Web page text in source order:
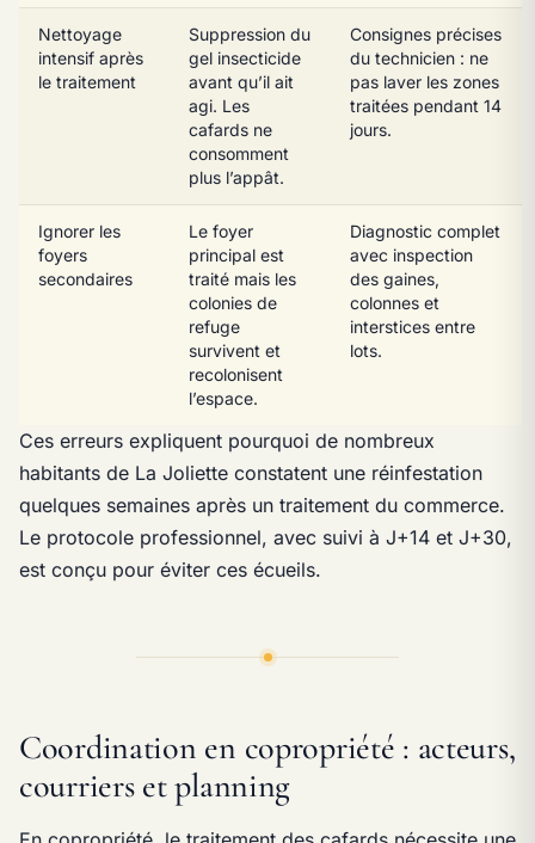
Nettoyage
intensif après
le traitement
Suppression du
gel insecticide
avant qu’il ait
agi. Les
cafards ne
consomment
plus l’appât.
Consignes précises
du technicien : ne
pas laver les zones
traitées pendant 14
jours.
Ignorer les
foyers
secondaires
Le foyer
principal est
traité mais les
colonies de
refuge
survivent et
recolonisent
l’espace.
Diagnostic complet
avec inspection
des gaines,
colonnes et
interstices entre
lots.
Ces erreurs expliquent pourquoi de nombreux
habitants de La Joliette constatent une réinfestation
quelques semaines après un traitement du commerce.
Le protocole professionnel, avec suivi à J+14 et J+30,
est conçu pour éviter ces écueils.
Coordination en copropriété : acteurs,
courriers et planning